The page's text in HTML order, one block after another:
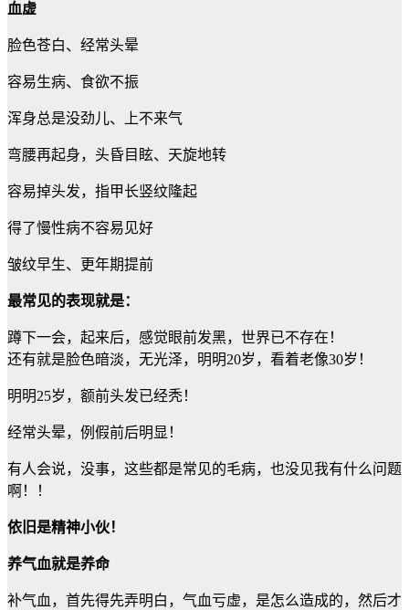
血虚
脸色苍白、经常头晕
容易生病、食欲不振
浑身总是没劲儿、上不来气
弯腰再起身，头昏目眩、天旋地转
容易掉头发，指甲长竖纹隆起
得了慢性病不容易见好
皱纹早生、更年期提前
最常见的表现就是：
蹲下一会，起来后，感觉眼前发黑，世界已不存在！
还有就是脸色暗淡，无光泽，明明20岁，看着老像30岁！
明明25岁，额前头发已经秃！
经常头晕，例假前后明显！
有人会说，没事，这些都是常见的毛病，也没见我有什么问题
啊！！
依旧是精神小伙！
养气血就是养命
补气血，首先得先弄明白，气血亏虚，是怎么造成的，然后才